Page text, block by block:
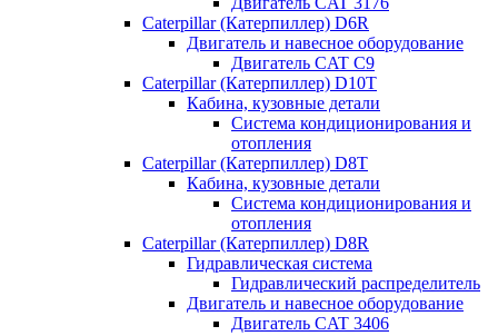
Caterpillar (Катерпиллер) D6R
Двигатель и навесное оборудование
Двигатель CAT C9
Caterpillar (Катерпиллер) D10T
Кабина, кузовные детали
Система кондиционирования и
отопления
Caterpillar (Катерпиллер) D8T
Кабина, кузовные детали
Система кондиционирования и
отопления
Caterpillar (Катерпиллер) D8R
Гидравлическая система
Гидравлический распределитель
Двигатель и навесное оборудование
Двигатель CAT 3406